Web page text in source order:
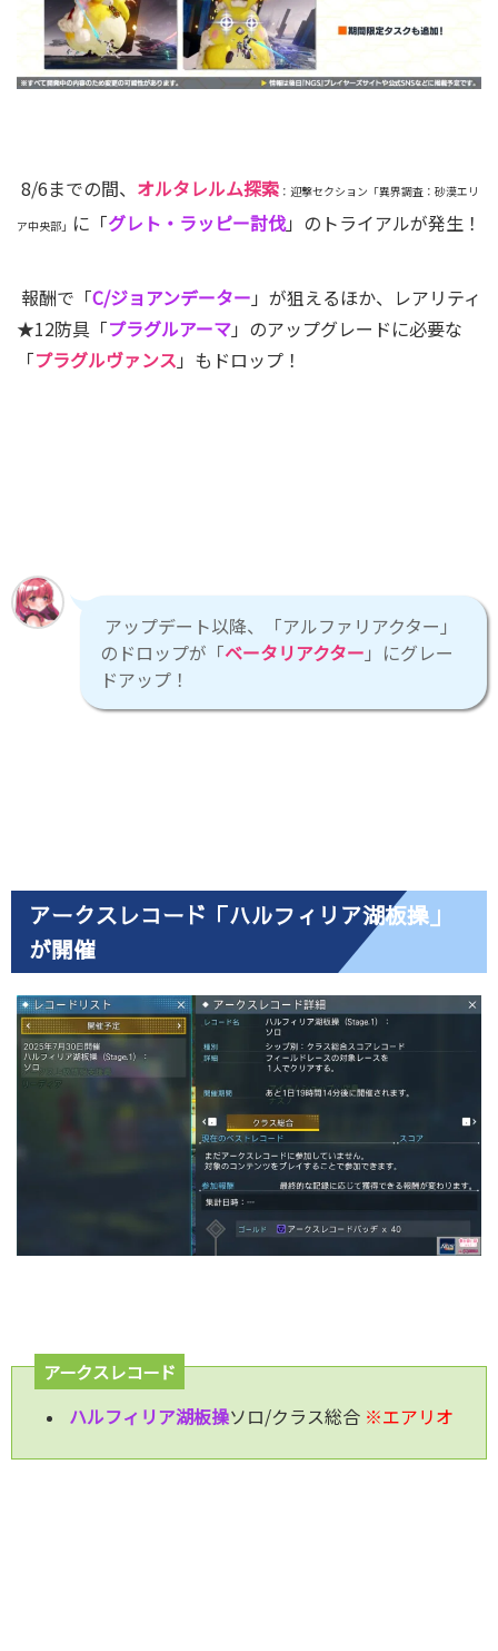
8/6までの間、 オルタレルム探索 ：迎撃セクション「異界調査：砂漠エリ
ア中央部」 に「グレト・ラッピー討伐」のトライアルが発生！
報酬で「C/ジョアンデーター 」が狙えるほか、レアリティ
★12防具「プラグルアーマ」のアップグレードに必要な
「プラグルヴァンス 」もドロップ！
アップデート以降、「アルファリアクター」
のドロップが「ベータリアクター 」にグレー
ドアップ！
アークスレコード「ハルフィリア湖板操」
が開催
アークスレコード
ハルフィリア湖板操ソロ/クラス総合 ※エアリオ